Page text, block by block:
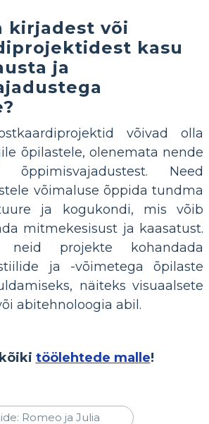
kirjadest või
kasu
ja
võivad olla
õpilastele, olenemata nende
Need
võimaluse õppida tundma
ja kogukondi, mis võib
mitmekesisust ja kaasatust.
neid projekte kohandada
ja -võimetega õpilaste
näiteks visuaalsete
abitehnoloogia abil.
töölehtede malle!